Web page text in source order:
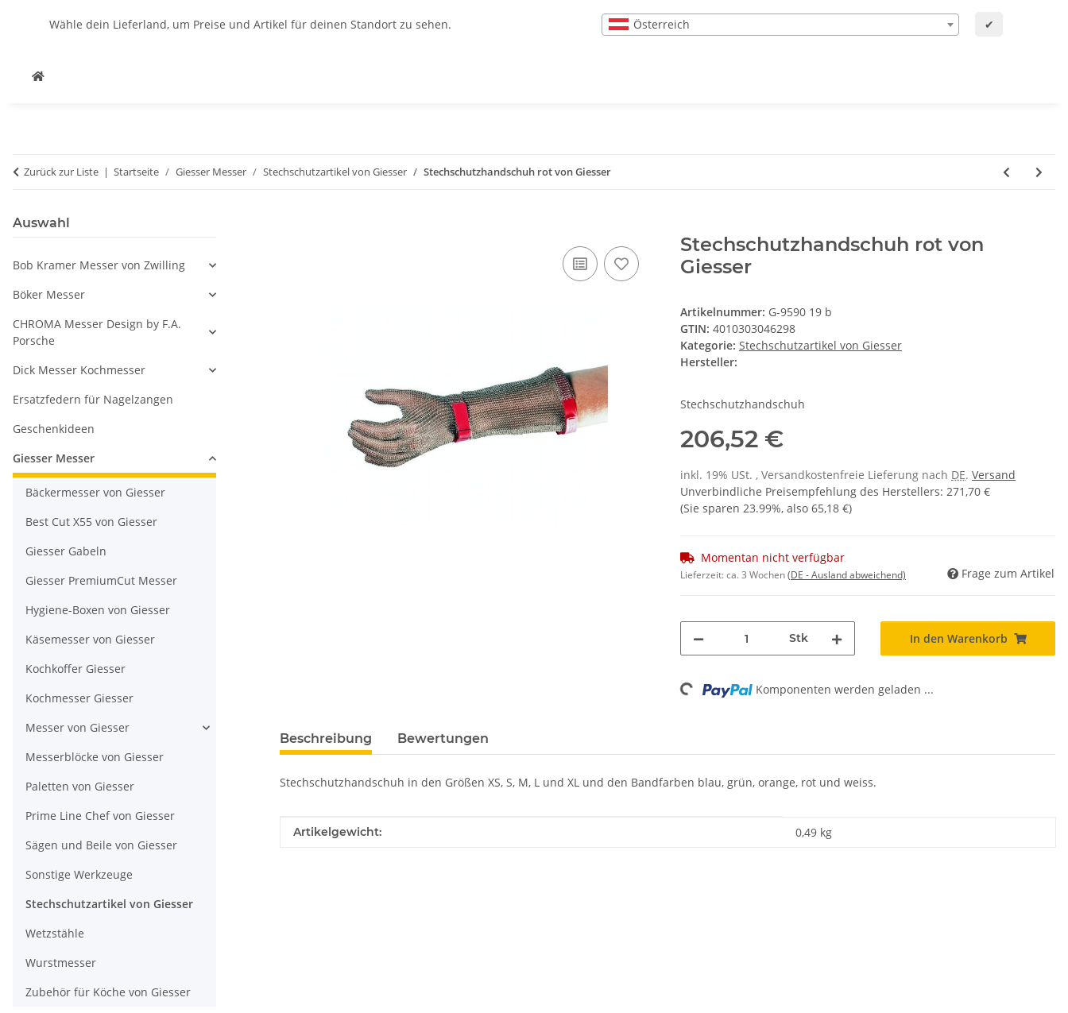
Wähle dein Lieferland, um Preise und Artikel für deinen Standort zu sehen. Österreich ✔
Zurück zur Liste Startseite Giesser Messer Stechschutzartikel von Giesser Stechschutzhandschuh rot von Giesser
Stechschutzhandschuh rot von
Giesser
Artikelnummer: G-9590 19 b
GTIN: 4010303046298
Kategorie: Stechschutzartikel von Giesser
Hersteller:
Stechschutzhandschuh
206,52 €
inkl. 19% USt. , Versandkostenfreie Lieferung nach DE. Versand
Unverbindliche Preisempfehlung des Herstellers: 271,70 €
(Sie sparen 23.99%, also 65,18 €)
Momentan nicht verfügbar
Lieferzeit:ca. 3 Wochen(DE - Ausland abweichend) Frage zum Artikel
Stk In den Warenkorb
Loading... Komponenten werden geladen ...
Beschreibung Bewertungen
Stechschutzhandschuh in den Größen XS, S, M, L und XL und den Bandfarben blau, grün, orange, rot und weiss.
Produkteigenschaft
Wert
Artikelgewicht: 0,49 kg
Auswahl
Bob Kramer Messer von Zwilling
Böker Messer
CHROMA Messer Design by F.A.
Porsche
Dick Messer Kochmesser
Ersatzfedern für Nagelzangen
Geschenkideen
Giesser Messer
Bäckermesser von Giesser
Best Cut X55 von Giesser
Giesser Gabeln
Giesser PremiumCut Messer
Hygiene-Boxen von Giesser
Käsemesser von Giesser
Kochkoffer Giesser
Kochmesser Giesser
Messer von Giesser
Messerblöcke von Giesser
Paletten von Giesser
Prime Line Chef von Giesser
Sägen und Beile von Giesser
Sonstige Werkzeuge
Stechschutzartikel von Giesser
Wetzstähle
Wurstmesser
Zubehör für Köche von Giesser